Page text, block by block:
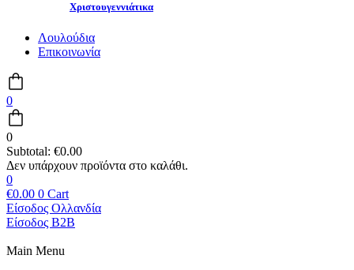
Χριστουγεννιάτικα
Λουλούδια
Επικοινωνία
0
0
Subtotal: €0.00
0
€0.00 0 Cart
Είσοδος Ολλανδία
Είσοδος B2B
Main Menu